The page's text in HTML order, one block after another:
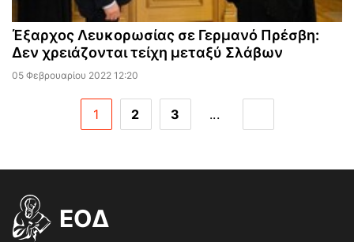
Έξαρχος Λευκορωσίας σε Γερμανό Πρέσβη:
Δεν χρειάζονται τείχη μεταξύ Σλάβων
05 Φεβρουαρίου 2022 12:20
1 2 3 ...
EOΔ